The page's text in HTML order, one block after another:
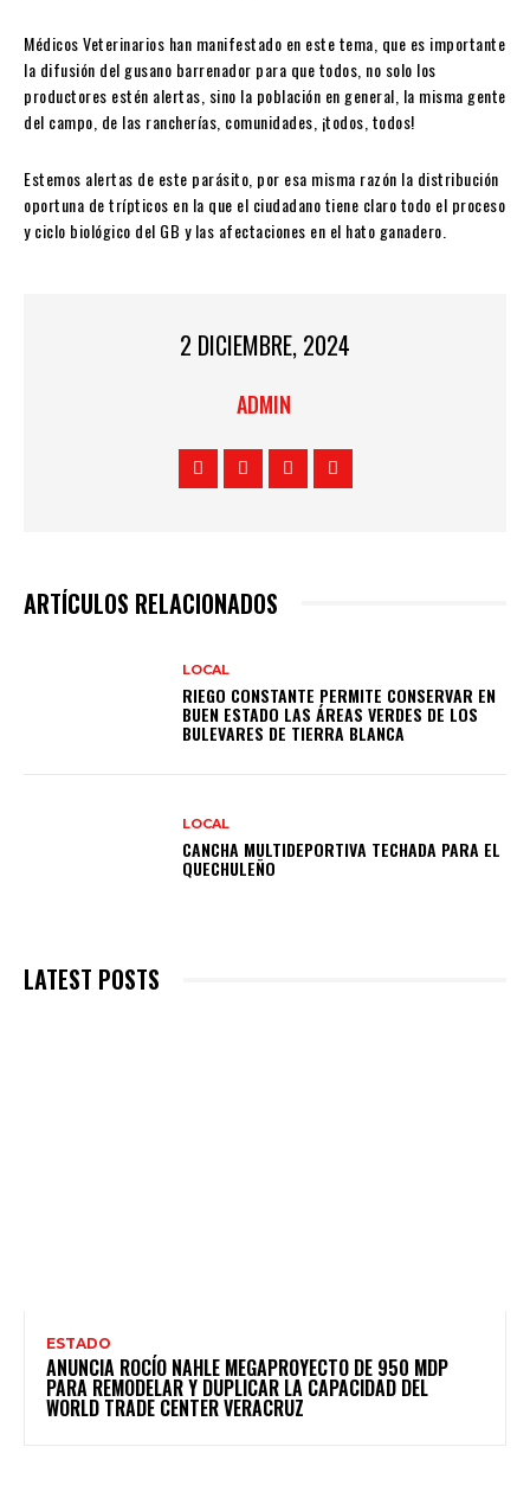
Médicos Veterinarios han manifestado en este tema, que es importante
la difusión del gusano barrenador para que todos, no solo los
productores estén alertas, sino la población en general, la misma gente
del campo, de las rancherías, comunidades, ¡todos, todos!
Estemos alertas de este parásito, por esa misma razón la distribución
oportuna de trípticos en la que el ciudadano tiene claro todo el proceso
y ciclo biológico del GB y las afectaciones en el hato ganadero.
2 DICIEMBRE, 2024
ADMIN
ARTÍCULOS RELACIONADOS
LOCAL
RIEGO CONSTANTE PERMITE CONSERVAR EN
BUEN ESTADO LAS ÁREAS VERDES DE LOS
BULEVARES DE TIERRA BLANCA
LOCAL
CANCHA MULTIDEPORTIVA TECHADA PARA EL
QUECHULEÑO
LATEST POSTS
ESTADO
ANUNCIA ROCÍO NAHLE MEGAPROYECTO DE 950 MDP
PARA REMODELAR Y DUPLICAR LA CAPACIDAD DEL
WORLD TRADE CENTER VERACRUZ